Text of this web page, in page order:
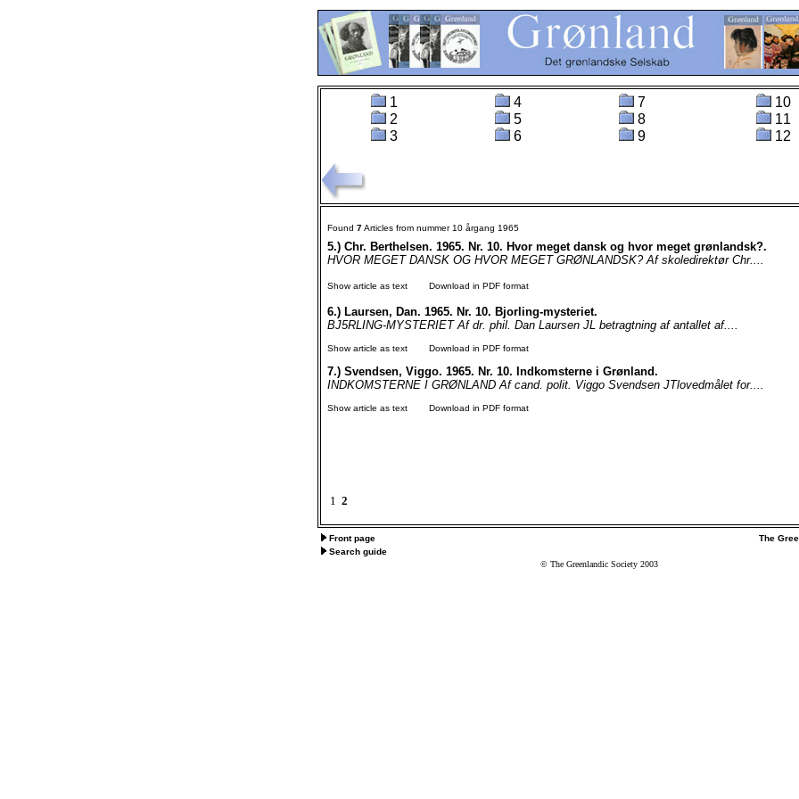
1
2
3
4
5
6
7
8
9
10
11
12
Found 7Articles from nummer 10 årgang 1965
5.) Chr. Berthelsen. 1965. Nr. 10. Hvor meget dansk og hvor meget grønlandsk?.
HVOR MEGET DANSK OG HVOR MEGET GRØNLANDSK? Af skoledirektør Chr....
Show article as text Download in PDF format
6.) Laursen, Dan. 1965. Nr. 10. Bjorling-mysteriet.
BJ5RLING-MYSTERIET Af dr. phil. Dan Laursen JL betragtning af antallet af....
Show article as text Download in PDF format
7.) Svendsen, Viggo. 1965. Nr. 10. Indkomsterne i Grønland.
INDKOMSTERNE I GRØNLAND Af cand. polit. Viggo Svendsen JTlovedmålet for....
Show article as text Download in PDF format
1 2
Front page
The
Search guide
© The Greenlandic Society 2003